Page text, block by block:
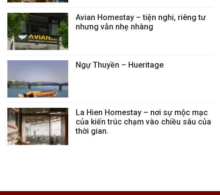
Avian Homestay – tiện nghi, riêng tư
nhưng vẫn nhẹ nhàng
Ngự Thuyền – Hueritage
La Hien Homestay – nơi sự mộc mạc
của kiến trúc chạm vào chiều sâu của
thời gian.